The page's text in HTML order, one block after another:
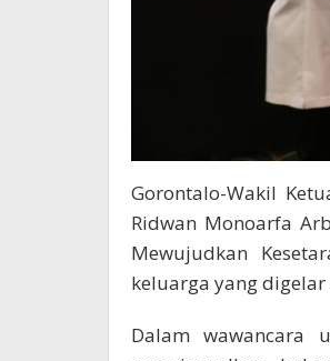
Gorontalo-Wakil
Ridwan Monoarfa
Mewujudkan
keluarga yang
Dalam wawancara